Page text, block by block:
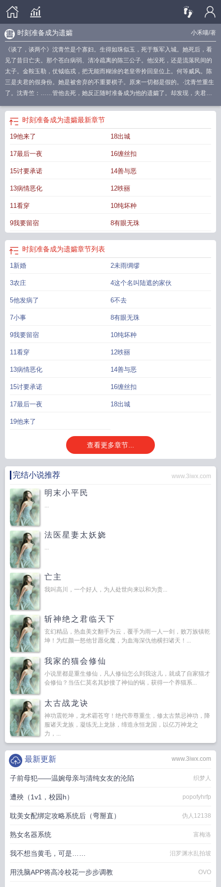
小禾喵/著
时刻准备成为遗孀
《谈了，谈两个》沈青竺是个寡妇。生得如珠似玉，死于叛军入城。她死后，看
见了昔日亡夫。那个苍白病弱、清冷疏离的陈三公子。他没死，还是流落民间的
太子。金鞍玉勒，仗钺临戎，把无能而糊涂的老皇帝拎回皇位上。何等威风。陈
三是夫君的假身份。她是被舍弃的不重要棋子。原来一切都是假的。·沈青竺重生
了。沈青竺：……管他去死，她反正随时准备成为他的遗孀了。却发现，夫君有
竺阴毒，不安于室，入夜后偏执又蛮横，抱着不撒手。不久后，陈三死遁，太子
陆遮杀回京城。百官跪迎，民心所向。人人称赞的不世明主，却把一个小寡妇幽
禁东宫。陆遮：脖子上痕迹哪来的？沈青竺：狗咬的！他冷着脸逼近：你给我
谈两个。1.男主双重人格，先后动心2.前世两人不熟魔.蝎.小.说
WWW.MOXIEXS.TOP
时刻准备成为遗孀的句子时刻准备成为遗孀的说说
时刻准备成为遗孀最新章节
19他来了 18出城
17最后一夜 16缠丝扣
15讨要承诺 14善与恶
13病情恶化 12昳丽
11看穿 10纯坏种
9我要留宿 8有眼无珠
时刻准备成为遗孀章节列表
1新婚 2未雨绸缪
3农庄 4这个名叫陆遮的家伙
5他发病了 6不去
7小事 8有眼无珠
9我要留宿 10纯坏种
11看穿 12昳丽
13病情恶化 14善与恶
15讨要承诺 16缠丝扣
17最后一夜 18出城
19他来了
查看更多章节...
完结小说推荐 www.3iwx.com
明末小平民
...
法医星妻太妖娆
...
亡主
我叫高川，一个好人，为人处世向来以和为贵...
斩神绝之君临天下
玄幻精品，热血美文翻手为云，覆手为雨一人一剑，败万族镇乾
坤！为红颜一怒他甘愿化魔，为血海深仇他横扫诸天！...
我家的猫会修仙
小说里都是重生修仙，凡人修仙怎么到我这儿，就成了自家猫才
会修仙？当伍仁莫名其妙接了神仙的锅，获得一个养猫系...
太古战龙诀
神功震乾坤，龙术霸苍穹！绝代帝尊重生，修太古禁忌神功，降
服诸天龙族，凝练无上龙脉，缔造永恒龙国，以亿万神龙之
力，...
www.3iwx.com
最新更新
子前母犯——温婉母亲与清纯女友的沦陷 织梦人
遭殃（1v1，校园h） popofyhrfp
耽美女配绑定攻略系统后（弯掰直） 伪人12138
熟女名器系统 富梅洛
我不想当黄毛，可是…… 汨罗渊水乱拍坡
用洗脑APP将高冷校花一步步调教 OVO